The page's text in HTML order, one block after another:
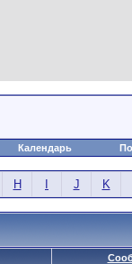
Календарь
H J K